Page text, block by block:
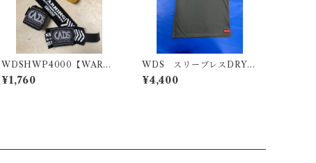
WDSHWP4000【WARNI
NG.】
¥1,760
WDS スリーブレスDRYウ
ェア2024 type2
¥4,400